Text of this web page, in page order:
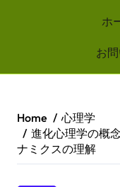
ホ
お
content
Home
心理学
進化心理学の概
ナミクスの理解